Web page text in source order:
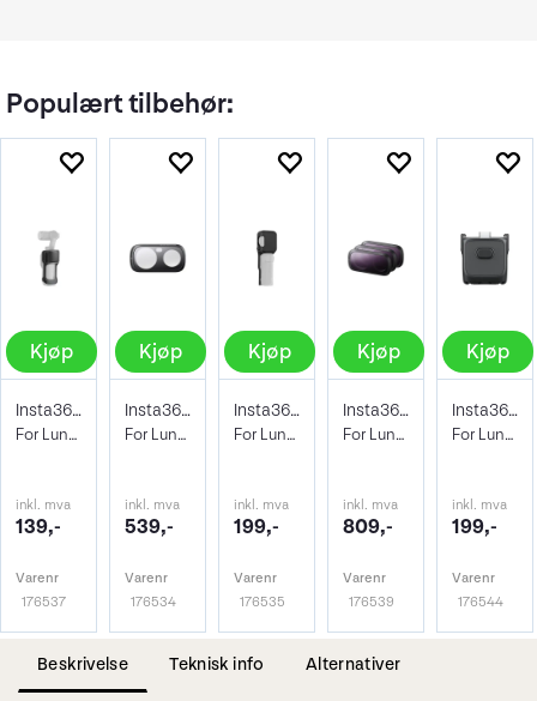
Populært tilbehør:
Kjøp
Insta360 Sliding Protective Case
For Luna Ultra (Black)
inkl. mva
139,-
Varenr
176537
Kjøp
Insta360 Black Mist Filter
For Luna Ultra
inkl. mva
539,-
Varenr
176534
Kjøp
Insta360 Protective Cover
For Luna Ultra (Black)
inkl. mva
199,-
Varenr
176535
Kjøp
Insta360 ND Filter Set
For Luna Ultra
inkl. mva
809,-
Varenr
176539
Kjøp
Insta360 1/4" Thread Handle
For Luna Ultra (Black)
inkl. mva
199,-
Varenr
176544
Beskrivelse Teknisk info Alternativer